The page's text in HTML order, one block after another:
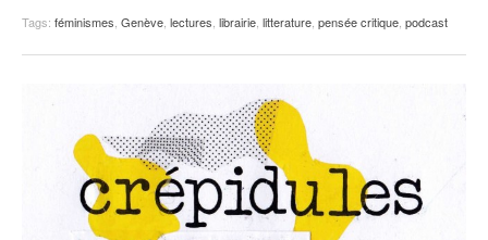
Tags: féminismes Genève lectures librairie litterature pensée critique podcast